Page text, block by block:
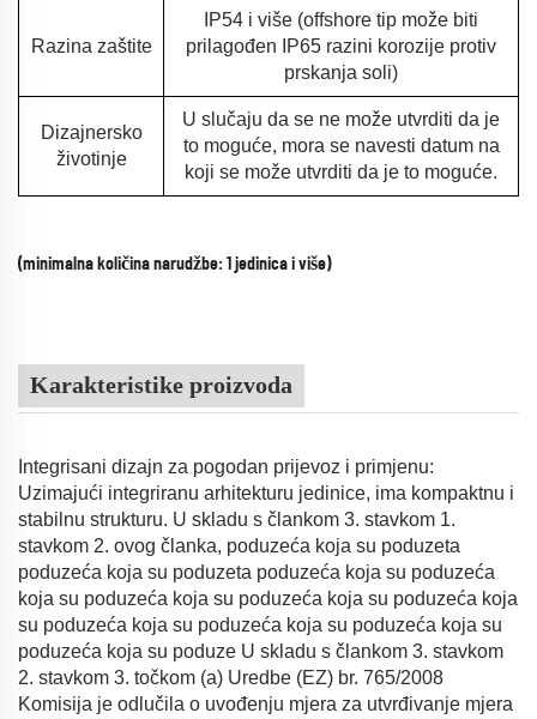
Razina zaštite
IP54 i više (offshore tip može biti
prilagođen IP65 razini korozije protiv
prskanja soli)
Dizajnersko
životinje
U slučaju da se ne može utvrditi da je
to moguće, mora se navesti datum na
koji se može utvrditi da je to moguće.
(minimalna količina narudžbe: 1 jedinica i više)
Karakteristike proizvoda
Integrisani dizajn za pogodan prijevoz i primjenu:
Uzimajući integriranu arhitekturu jedinice, ima kompaktnu i
stabilnu strukturu. U skladu s člankom 3. stavkom 1.
stavkom 2. ovog članka, poduzeća koja su poduzeta
poduzeća koja su poduzeta poduzeća koja su poduzeća
koja su poduzeća koja su poduzeća koja su poduzeća koja
su poduzeća koja su poduzeća koja su poduzeća koja su
poduzeća koja su poduze U skladu s člankom 3. stavkom
2. stavkom 3. točkom (a) Uredbe (EZ) br. 765/2008
Komisija je odlučila o uvođenju mjera za utvrđivanje mjera